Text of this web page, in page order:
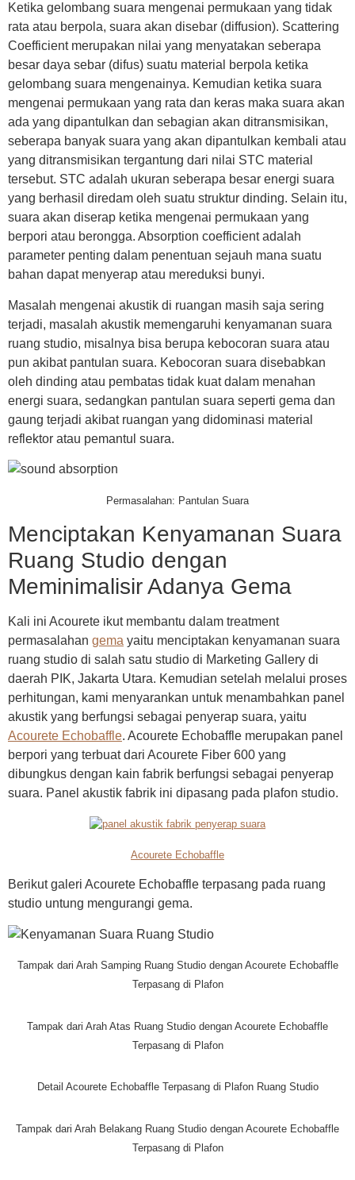
Ketika gelombang suara mengenai permukaan yang tidak
rata atau berpola, suara akan disebar (diffusion). Scattering
Coefficient merupakan nilai yang menyatakan seberapa
besar daya sebar (difus) suatu material berpola ketika
gelombang suara mengenainya. Kemudian ketika suara
mengenai permukaan yang rata dan keras maka suara akan
ada yang dipantulkan dan sebagian akan ditransmisikan,
seberapa banyak suara yang akan dipantulkan kembali atau
yang ditransmisikan tergantung dari nilai STC material
tersebut. STC adalah ukuran seberapa besar energi suara
yang berhasil diredam oleh suatu struktur dinding. Selain itu,
suara akan diserap ketika mengenai permukaan yang
berpori atau berongga. Absorption coefficient adalah
parameter penting dalam penentuan sejauh mana suatu
bahan dapat menyerap atau mereduksi bunyi.
Masalah mengenai akustik di ruangan masih saja sering
terjadi, masalah akustik memengaruhi kenyamanan suara
ruang studio, misalnya bisa berupa kebocoran suara atau
pun akibat pantulan suara. Kebocoran suara disebabkan
oleh dinding atau pembatas tidak kuat dalam menahan
energi suara, sedangkan pantulan suara seperti gema dan
gaung terjadi akibat ruangan yang didominasi material
reflektor atau pemantul suara.
Permasalahan: Pantulan Suara
Menciptakan Kenyamanan Suara
Ruang Studio dengan
Meminimalisir Adanya Gema
Kali ini Acourete ikut membantu dalam treatment
permasalahan gema yaitu menciptakan kenyamanan suara
ruang studio di salah satu studio di Marketing Gallery di
daerah PIK, Jakarta Utara. Kemudian setelah melalui proses
perhitungan, kami menyarankan untuk menambahkan panel
akustik yang berfungsi sebagai penyerap suara, yaitu
Acourete Echobaffle. Acourete Echobaffle merupakan panel
berpori yang terbuat dari Acourete Fiber 600 yang
dibungkus dengan kain fabrik berfungsi sebagai penyerap
suara. Panel akustik fabrik ini dipasang pada plafon studio.
Acourete Echobaffle
Berikut galeri Acourete Echobaffle terpasang pada ruang
studio untung mengurangi gema.
Tampak dari Arah Samping Ruang Studio dengan Acourete Echobaffle
Terpasang di Plafon
Tampak dari Arah Atas Ruang Studio dengan Acourete Echobaffle
Terpasang di Plafon
Detail Acourete Echobaffle Terpasang di Plafon Ruang Studio
Tampak dari Arah Belakang Ruang Studio dengan Acourete Echobaffle
Terpasang di Plafon